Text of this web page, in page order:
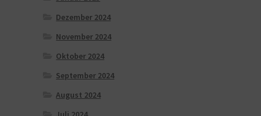
Dezember 2024
November 2024
Oktober 2024
September 2024
August 2024